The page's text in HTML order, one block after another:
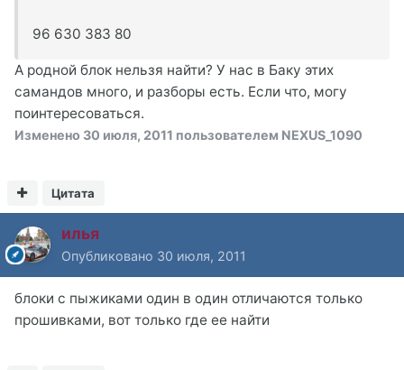
96 630 383 80
А родной блок нельзя найти? У нас в Баку этих
самандов много, и разборы есть. Если что, могу
поинтересоваться.
Изменено 30 июля, 2011 пользователем NEXUS_1090
Цитата
илья
Опубликовано 30 июля, 2011
блоки с пыжиками один в один отличаются только
прошивками, вот только где ее найти